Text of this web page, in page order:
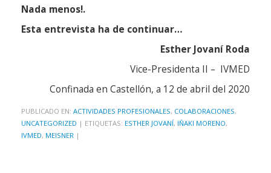
Nada menos!.
Esta entrevista ha de continuar…
Esther Jovaní Roda
Vice-Presidenta II – IVMED
Confinada en Castellón, a 12 de abril del 2020
PUBLICADO EN: ACTIVIDADES PROFESIONALES, COLABORACIONES,
UNCATEGORIZED | ETIQUETAS: ESTHER JOVANÍ, IÑAKI MORENO,
IVMED, MEISNER |